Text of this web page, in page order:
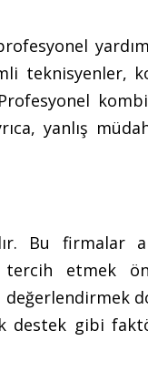
teknisyenler,
yanlış
Bu firmalar
etmek
değerlendirmek
destek gibi